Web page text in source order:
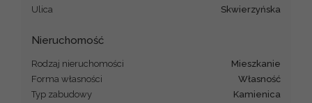
Ulica
Skwierzyńska
Nieruchomość
Rodzaj nieruchomości
mieszkanie
Forma własności
Własność
Typ zabudowy
kamienica